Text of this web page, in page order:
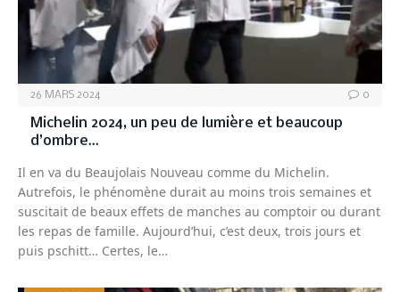
26 MARS 2024 0
Michelin 2024, un peu de lumière et beaucoup
d’ombre…
Il en va du Beaujolais Nouveau comme du Michelin.
Autrefois, le phénomène durait au moins trois semaines et
suscitait de beaux effets de manches au comptoir ou durant
les repas de famille. Aujourd’hui, c’est deux, trois jours et
puis pschitt… Certes, le…